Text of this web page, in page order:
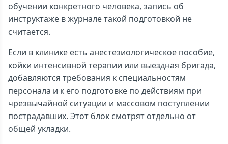
обучении конкретного человека, запись об
инструктаже в журнале такой подготовкой не
считается.
Если в клинике есть анестезиологическое пособие,
койки интенсивной терапии или выездная бригада,
добавляются требования к специальностям
персонала и к его подготовке по действиям при
чрезвычайной ситуации и массовом поступлении
пострадавших. Этот блок смотрят отдельно от
общей укладки.